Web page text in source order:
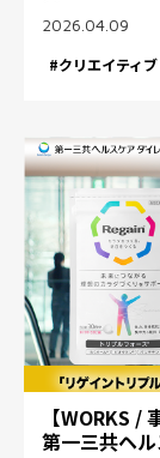
2026.04.09
#クリエイティブ
【WORKS /
第一三共ヘ